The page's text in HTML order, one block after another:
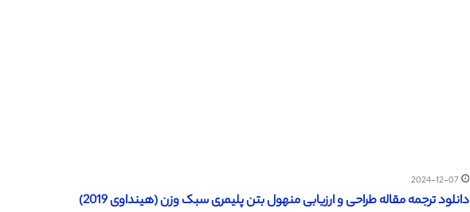
2024-12-07
دانلود ترجمه مقاله طراحی و ارزیابی منهول بتن پلیمری سبک وزن (هینداوی 2019)